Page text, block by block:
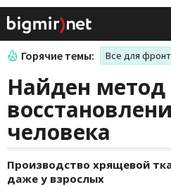
Горячие темы: Все для
Найден метод
человека
Производство хрящевой
даже у взрослых